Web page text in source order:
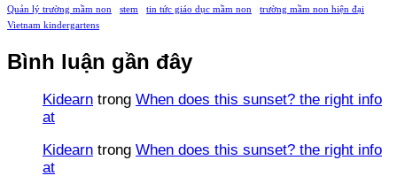
Quản lý trường mầm non stem tin tức giáo dục mầm non
trường mầm non hiện đại
Vietnam kindergartens
Bình luận gần đây
Kidearn trong When does this sunset? the right info
at
Kidearn trong When does this sunset? the right info
at